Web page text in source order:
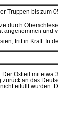
Truppen bis zum
durch
angenommen und
tritt in Kraft. In
Ostteil mit etwa
an das
erfüllt wurden.